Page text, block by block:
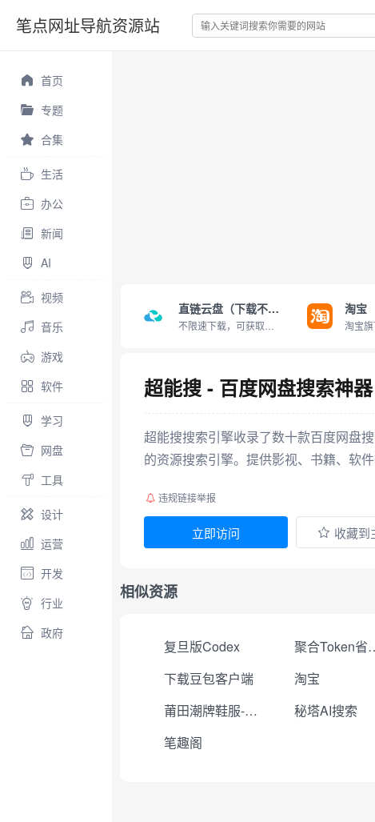
笔点网址导航资源站
首页
专题
合集
生活
办公
新闻
AI
视频
音乐
游戏
软件
学习
网盘
工具
设计
运营
开发
行业
政府
直链云盘（下载不限速） 淘宝
超能搜 - 百度网盘搜索神器
超能搜搜索引擎收录了数十款百度网盘
的资源搜索引擎。提供影视、书籍、软
违规链接举报
立即访问 收藏到
相似资源
复旦版Codex 聚合
下载豆包客户端
淘宝
莆田潮牌鞋服-工厂直销
秘塔AI搜索
笔趣阁